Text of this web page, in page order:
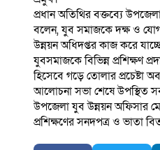
প্রধান অতিথির বক্তব্যে
বলেন, যুব সমাজকে দক্ষ ও
উন্নয়ন অধিদপ্তর কাজ করে
যুবসমাজকে বিভিন্ন প্রশিক্ষণ
হিসেবে গড়ে তোলার প্রচেষ্টা
আলোচনা সভা শেষে উপস্থিত
উপজেলা যুব উন্নয়ন অফিসার
প্রশিক্ষণের সনদপত্র ও ভাতা